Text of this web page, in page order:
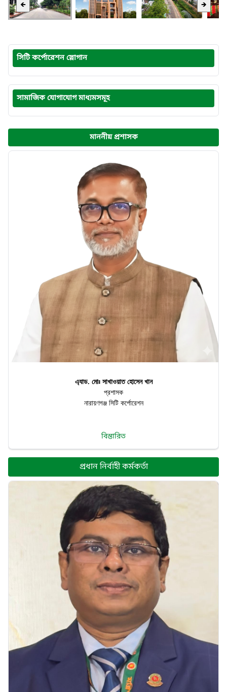
🡸 🡺
সিটি কর্পোরেশন স্লোগান
সামাজিক যোগাযোগ মাধ্যমসমূহ
মাননীয় প্রশাসক
এ্যাড. মোঃ সাখাওয়াত হোসেন খান
প্রশাসক
নারায়ণগঞ্জ সিটি কর্পোরেশন
বিস্তারিত
প্রধান নির্বাহী কর্মকর্তা